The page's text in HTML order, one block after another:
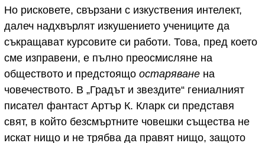
Но рисковете, свързани с изкуствения интелект,
далеч надхвърлят изкушението учениците да
съкращават курсовите си работи. Това, пред което
сме изправени, е пълно преосмисляне на
обществото и предстоящо остаряване на
човечеството. В „Градът и звездите“ гениалният
писател фантаст Артър К. Кларк си представя
свят, в който безсмъртните човешки същества не
искат нищо и не трябва да правят нищо, защото